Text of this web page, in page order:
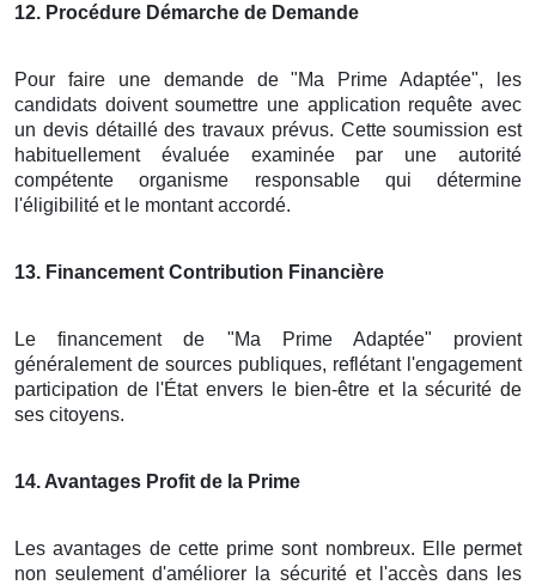
12. Procédure Démarche de Demande
Pour faire une demande de "Ma Prime Adaptée", les
candidats doivent soumettre une application requête avec
un devis détaillé des travaux prévus. Cette soumission est
habituellement évaluée examinée par une autorité
compétente organisme responsable qui détermine
l'éligibilité et le montant accordé.
13. Financement Contribution Financière
Le financement de "Ma Prime Adaptée" provient
généralement de sources publiques, reflétant l'engagement
participation de l'État envers le bien-être et la sécurité de
ses citoyens.
14. Avantages Profit de la Prime
Les avantages de cette prime sont nombreux. Elle permet
non seulement d'améliorer la sécurité et l'accès dans les